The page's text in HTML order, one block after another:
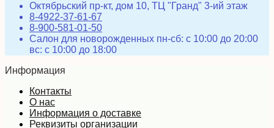
Октябрьский пр-кт, дом 10, ТЦ "Гранд" 3-ий этаж
8-4922-37-61-67
8-900-581-01-50
Салон для новорожденных пн-сб: с 10:00 до 20:00
вс: с 10:00 до 18:00
Информация
Контакты
О нас
Информация о доставке
Реквизиты организации